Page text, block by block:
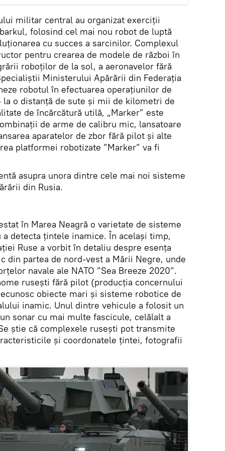
militar central au organizat exerciții
folosind cel mai nou robot de luptă
cu succes a sarcinilor. Complexul
pentru crearea de modele de război în
roboților de la sol, a aeronavelor fără
Ministerului Apărării din Federația
robotul în efectuarea operațiunilor de
o distanță de sute și mii de kilometri de
de încărcătură utilă, „Marker” este
de arme de calibru mic, lansatoare
aparatelor de zbor fără pilot și alte
platformei robotizate ”Marker” va fi
asupra unora dintre cele mai noi sisteme
din Rusia.
în Marea Neagră o varietate de sisteme
detecta țintele inamice. În același timp,
Ruse a vorbit în detaliu despre esența
din partea de nord-vest a Mării Negre, unde
navale ale NATO ”Sea Breeze 2020”.
rusești fără pilot (producția concernului
obiecte mari și sisteme robotice de
inamic. Unul dintre vehicule a folosit un
sonar cu mai multe fascicule, celălalt a
știe că complexele rusești pot transmite
și coordonatele țintei, fotografii